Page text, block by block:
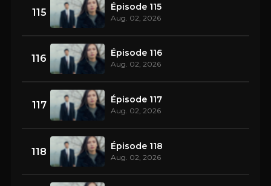
115 Épisode 115
Aug. 02, 2026
116 Épisode 116
Aug. 02, 2026
117 Épisode 117
Aug. 02, 2026
118 Épisode 118
Aug. 02, 2026